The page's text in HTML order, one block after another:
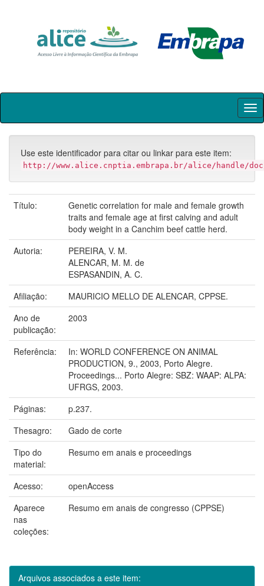
Skip
Use este identificador para citar ou linkar para este item:
http://www.alice.cnptia.embrapa.br/alice/handle/
Título:
Genetic correlation for male and female growth
traits and female age at first calving and adult
body weight in a Canchim beef cattle herd.
Autoria:
PEREIRA, V. M.
ALENCAR, M. M. de
ESPASANDIN, A. C.
Afiliação:
MAURICIO MELLO DE ALENCAR, CPPSE.
Ano de
publicação:
2003
Referência:
In: WORLD CONFERENCE ON ANIMAL
PRODUCTION, 9., 2003, Porto Alegre.
Proceedings... Porto Alegre: SBZ: WAAP: ALPA:
UFRGS, 2003.
Páginas:
p.237.
Thesagro:
Gado de corte
Tipo do
material:
Resumo em anais e proceedings
Acesso:
openAccess
Aparece
nas
coleções:
Resumo em anais de congresso (CPPSE)
Arquivos associados a este item: